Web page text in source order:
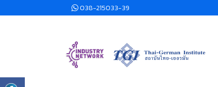
038-215033-39